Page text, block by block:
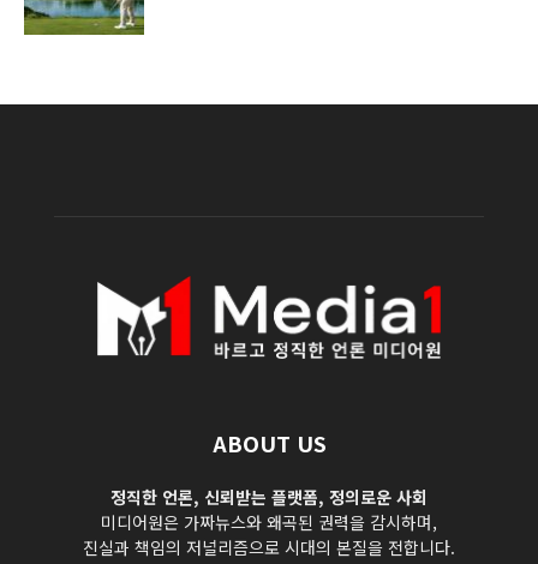
ABOUT US
정직한 언론, 신뢰받는 플랫폼, 정의로운 사회
미디어원은 가짜뉴스와 왜곡된 권력을 감시하며,
진실과 책임의 저널리즘으로 시대의 본질을 전합니다.